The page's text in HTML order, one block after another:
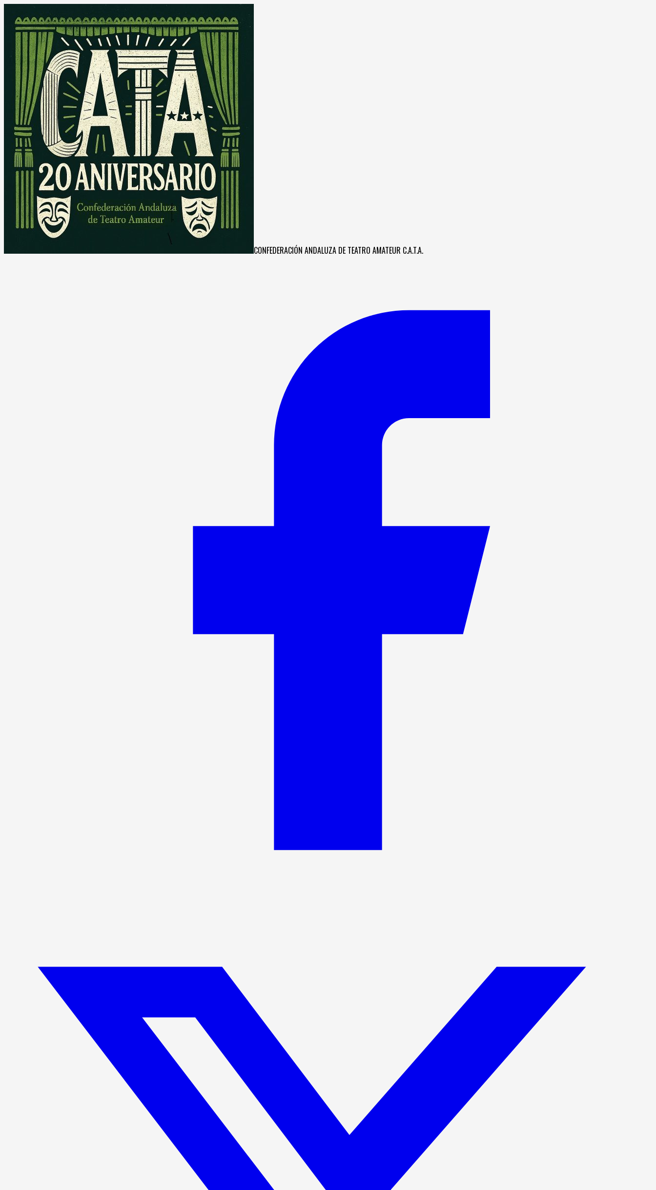
CONFEDERACIÓN ANDALUZA DE TEATRO AMATEUR C.A.T.A.